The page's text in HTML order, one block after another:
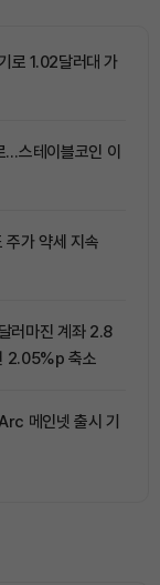
로 1.02달러대 가
스테이블코인 이
주가 약세 지속
러마진 계좌 2.8
2.05%p 축소
메인넷 출시 기